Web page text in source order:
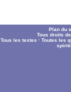
Plan du
Tous droits
Tous les textes ·Toutes les